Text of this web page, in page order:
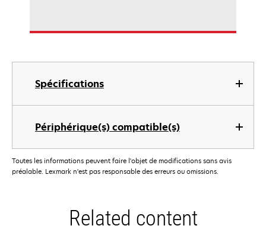
Spécifications
Périphérique(s) compatible(s)
Toutes les informations peuvent faire l'objet de modifications sans avis
préalable. Lexmark n'est pas responsable des erreurs ou omissions.
Related content